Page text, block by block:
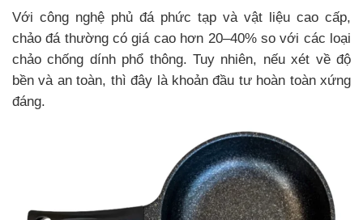
Với công nghệ phủ đá phức tạp và vật liệu cao cấp,
chảo đá thường có giá cao hơn 20–40% so với các loại
chảo chống dính phổ thông. Tuy nhiên, nếu xét về độ
bền và an toàn, thì đây là khoản đầu tư hoàn toàn xứng
đáng.